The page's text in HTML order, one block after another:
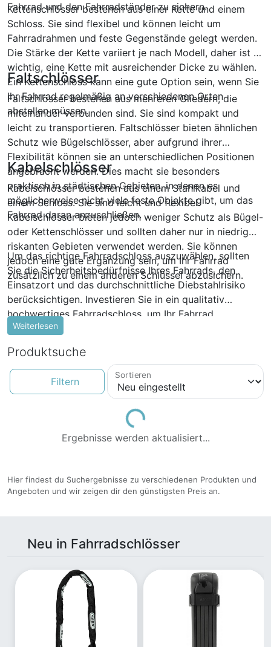
Fahrrad und den Fahrradständer zu sichern.
Kettenschlösser bestehen aus einer Kette und einem
Schloss. Sie sind flexibel und können leicht um
Fahrradrahmen und feste Gegenstände gelegt werden.
Die Stärke der Kette variiert je nach Modell, daher ist es
wichtig, eine Kette mit ausreichender Dicke zu wählen.
Ein Kettenschloss kann eine gute Option sein, wenn Sie
Ihr Fahrrad regelmäßig an verschiedenen Orten
abstellen müssen.
Faltschlösser
Faltschlösser bestehen aus mehreren Gliedern, die
miteinander verbunden sind. Sie sind kompakt und
leicht zu transportieren. Faltschlösser bieten ähnlichen
Schutz wie Bügelschlösser, aber aufgrund ihrer
Flexibilität können sie an unterschiedlichen Positionen
angebracht werden. Dies macht sie besonders
praktisch in städtischen Gebieten, in denen es
möglicherweise nicht viele feste Objekte gibt, um das
Fahrrad daran anzuschließen.
Kabelschlösser
Kabelschlösser bestehen aus einem Stahlkabel und
einem Schloss. Sie sind leicht und flexibel.
Kabelschlösser bieten jedoch weniger Schutz als Bügel-
oder Kettenschlösser und sollten daher nur in niedrig
riskanten Gebieten verwendet werden. Sie können
jedoch eine gute Ergänzung sein, um Ihr Fahrrad
zusätzlich zu einem anderen Schlüssel abzusichern.
Um das richtige Fahrradschloss auszuwählen, sollten
Sie die Sicherheitsbedürfnisse Ihres Fahrrads, den
Einsatzort und das durchschnittliche Diebstahlrisiko
berücksichtigen. Investieren Sie in ein qualitativ
hochwertiges Fahrradschloss, um Ihr Fahrrad
bestmöglich zu schützen und unangenehme
Weiterlesen
Produktsuche
Filtern
Sortieren
Loading...
Ergebnisse werden aktualisiert...
Hier findest du Suchergebnisse zu verschiedenen Produkten und
Angeboten und wir zeigen dir den günstigsten Preis an.
Neu in Fahrradschlösser